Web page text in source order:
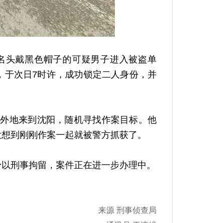
戴黑色帽子的可疑男子进入被盗单
次日7时许，成功锁定二人身份，并
地来到沈阳，随机寻找作案目标。他
到刚刚作案一起就被警方抓获了。
事拘留，案件正在进一步办理中。
来源 刑事侦查局